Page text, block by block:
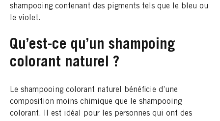
shampooing contenant des pigments tels que le bleu ou
le violet.
Qu’est-ce qu’un shampoing
colorant naturel ?
Le shampooing colorant naturel bénéficie d’une
composition moins chimique que le shampooing
colorant. Il est idéal pour les personnes qui ont des